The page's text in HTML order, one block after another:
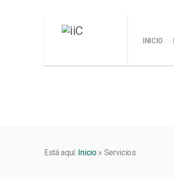
INICIO
Está aquí: Inicio» Servicios